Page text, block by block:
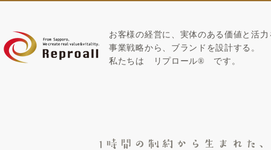
お客様の経営に、実体のある価値と活
​事業戦略から、ブランドを設計する。
私たちは
リプロール® です。
1時間の制約から生まれた